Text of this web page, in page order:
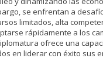
se enfrentan a
limitados, alta
rápidamente a los
ofrece una
en liderar con éxito sus